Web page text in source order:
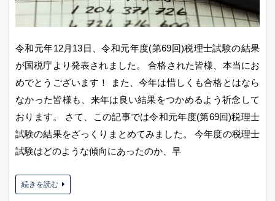
令和元年12月13日、令和元年度(第69回)税理士試験の結果
が国税庁より発表されました。 合格された皆様、本当にお
めでとうございます！ また、今年は惜しくも合格とはなら
なかった皆様も、来年は良い結果をつかめるよう祈念して
おります。 さて、この記事では令和元年度(第69回)税理士
試験の結果をざっくりまとめてみました。 今年度の税理士
試験はどのような傾向にあったのか、早
続きを読む